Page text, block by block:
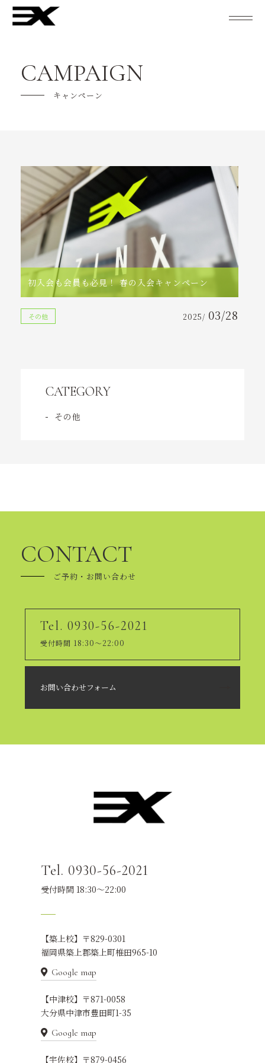
よくあるご質問
インストラクター紹介
スケジュール
KENTO MORIとZINX
ニュース
コンテンツ
受付時間 18:30～22:00
CAMPAIGN
キャンペーン
その他 2025/ 03/28
初入会も会員も必見！ 春の入会キャンペーン
CATEGORY
その他
CONTACT
ご予約・お問い合わせ
Tel. 0930-56-2021
受付時間 18:30～22:00
お問い合わせフォーム
Tel. 0930-56-2021
受付時間 18:30～22:00
【築上校】〒829-0301
福岡県築上郡築上町椎田965-10
Google map
【中津校】〒871-0058
大分県中津市豊田町1-35
Google map
【宇佐校】〒879-0456